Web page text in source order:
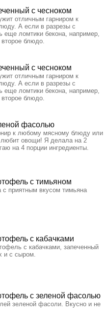
с чесноком
отличным гарниром к
А если в разрезы с
еще ломтики бекона, например,
блюдо.
с чесноком
отличным гарниром к
А если в разрезы с
еще ломтики бекона, например,
блюдо.
фасолью
к любому мясному блюду или
любит овощи! Я делала на 2
на 4 порции ингредиенты.
с тимьяном
с приятным вкусом тимьяна
с кабачками
с кабачками, запеченный
и с сыром.
с зеленой фасолью
зеленой фасоли. Вкусно и не